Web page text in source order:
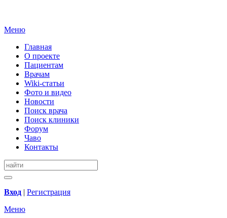
Меню
Главная
О проекте
Пациентам
Врачам
Wiki-статьи
Фото и видео
Новости
Поиск врача
Поиск клиники
Форум
Чаво
Контакты
Вход | Регистрация
Меню